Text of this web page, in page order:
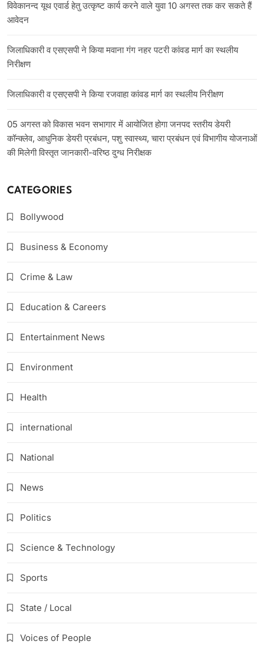
विवेकानन्द यूथ एवार्ड हेतु उत्कृष्ट कार्य करने वाले युवा 10 अगस्त तक कर सकते हैं
आवेदन
जिलाधिकारी व एसएसपी ने किया मवाना गंग नहर पटरी कांवड मार्ग का स्थलीय
निरीक्षण
जिलाधिकारी व एसएसपी ने किया रजवाहा कांवड मार्ग का स्थलीय निरीक्षण
05 अगस्त को विकास भवन सभागार में आयोजित होगा जनपद स्तरीय डेयरी
कॉन्क्लेव, आधुनिक डेयरी प्रबंधन, पशु स्वास्थ्य, चारा प्रबंधन एवं विभागीय योजनाओं
की मिलेगी विस्तृत जानकारी-वरिष्ठ दुग्ध निरीक्षक
CATEGORIES
Bollywood
Business & Economy
Crime & Law
Education & Careers
Entertainment News
Environment
Health
international
National
News
Politics
Science & Technology
Sports
State / Local
Voices of People